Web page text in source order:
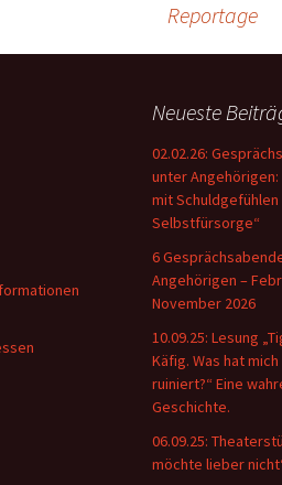
Reportage
Neueste
02.02.26:
unter Angehörigen:
mit Schuldgefühlen
Selbstfürsorge“
6
Angehörigen –
November 2026
10.09.25: Lesung
Käfig. Was hat
ruiniert?“ Eine
Geschichte.
06.09.25:
möchte lieber